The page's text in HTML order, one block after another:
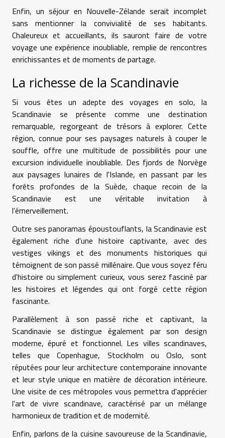
Enfin, un séjour en Nouvelle-Zélande serait incomplet
sans mentionner la convivialité de ses habitants.
Chaleureux et accueillants, ils sauront faire de votre
voyage une expérience inoubliable, remplie de rencontres
enrichissantes et de moments de partage.
La richesse de la Scandinavie
Si vous êtes un adepte des voyages en solo, la
Scandinavie se présente comme une destination
remarquable, regorgeant de trésors à explorer. Cette
région, connue pour ses paysages naturels à couper le
souffle, offre une multitude de possibilités pour une
excursion individuelle inoubliable. Des fjords de Norvège
aux paysages lunaires de l'Islande, en passant par les
forêts profondes de la Suède, chaque recoin de la
Scandinavie est une véritable invitation à
l'émerveillement.
Outre ses panoramas époustouflants, la Scandinavie est
également riche d'une histoire captivante, avec des
vestiges vikings et des monuments historiques qui
témoignent de son passé millénaire. Que vous soyez féru
d'histoire ou simplement curieux, vous serez fasciné par
les histoires et légendes qui ont forgé cette région
fascinante.
Parallèlement à son passé riche et captivant, la
Scandinavie se distingue également par son design
moderne, épuré et fonctionnel. Les villes scandinaves,
telles que Copenhague, Stockholm ou Oslo, sont
réputées pour leur architecture contemporaine innovante
et leur style unique en matière de décoration intérieure.
Une visite de ces métropoles vous permettra d'apprécier
l'art de vivre scandinave, caractérisé par un mélange
harmonieux de tradition et de modernité.
Enfin, parlons de la cuisine savoureuse de la Scandinavie,